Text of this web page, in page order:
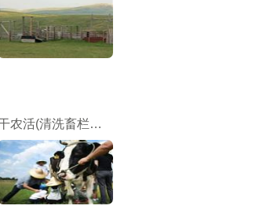
干农活(清洗畜栏，重活)